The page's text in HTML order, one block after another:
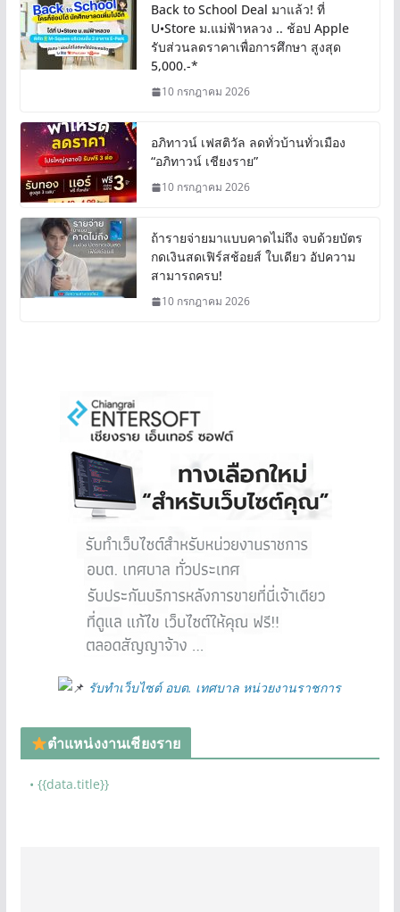
Back to School Deal มาแล้ว! ที่
U•Store ม.แม่ฟ้าหลวง .. ช้อป Apple
รับส่วนลดราคาเพื่อการศึกษา สูงสุด
5,000.-*
10 กรกฎาคม 2026
อภิทาวน์ เฟสติวัล ลดทั่วบ้านทั่วเมือง
“อภิทาวน์ เชียงราย”
10 กรกฎาคม 2026
ถ้ารายจ่ายมาแบบคาดไม่ถึง จบด้วยบัตร
กดเงินสดเฟิร์สช้อยส์ ใบเดียว อัปความ
สามารถครบ!
10 กรกฎาคม 2026
รับทำเว็บไซต์ อบต. เทศบาล หน่วยงานราชการ
ตำแหน่งงานเชียงราย
• {{data.title}}